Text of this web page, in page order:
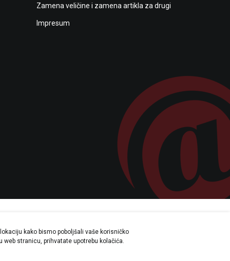
Zamena veličine i zamena artikla za drugi
Impresum
su sve informacije potpune i bez
trenutku.
kako bismo poboljšali vaše korisničko
stranicu, prihvatate upotrebu kolačića.